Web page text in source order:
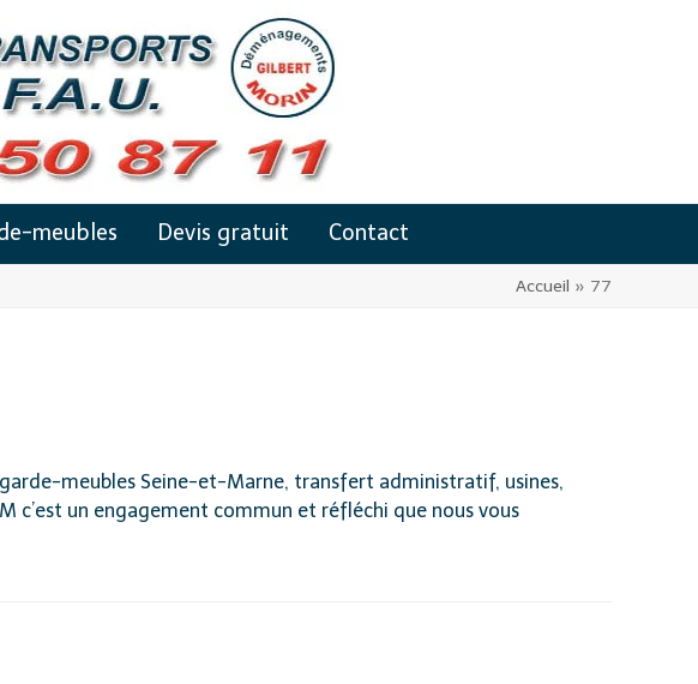
meubles Devis gratuit Contact
Accueil » 77
meubles Seine-et-Marne, transfert administratif, usines,
c’est un engagement commun et réfléchi que nous vous